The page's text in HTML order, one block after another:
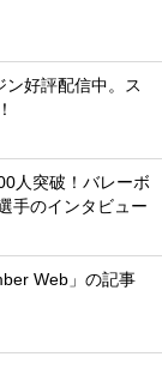
ン好評配信中。ス
人突破！バレーボ
手のインタビュー
Web」の記事